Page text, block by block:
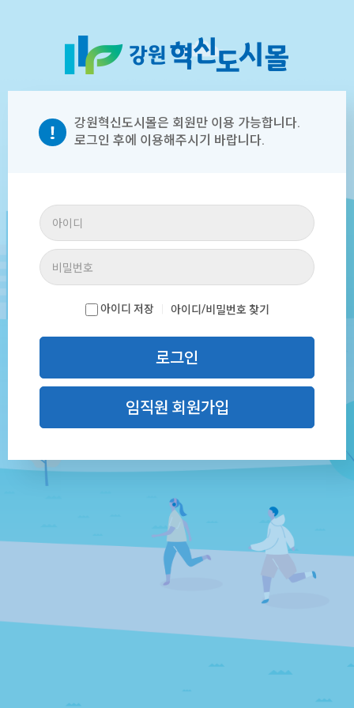
강원혁신도시몰은 회원만 이용 가능합니다.
로그인 후에 이용해주시기 바랍니다.
아이디 저장 아이디 /비밀번호 찾기
로그인
임직원 회원가입